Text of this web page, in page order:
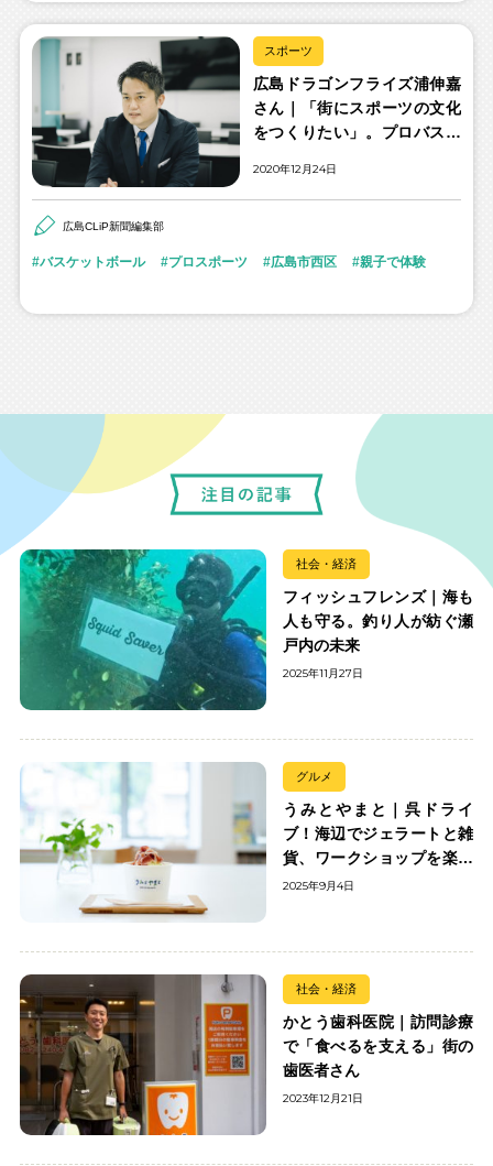
スポーツ
広島ドラゴンフライズ浦伸嘉
さん｜「街にスポーツの文化
をつくりたい」。プロバスケ
2020年12月24日
広島CLiP新聞編集部
バスケットボール プロスポーツ 広島市西区 親子で体験
社会・経済
フィッシュフレンズ｜海も
人も守る。釣り人が紡ぐ瀬
戸内の未来
2025年11月27日
グルメ
うみとやまと｜呉ドライ
ブ！海辺でジェラートと雑
貨、ワークショップを楽し
む
2025年9月4日
社会・経済
かとう歯科医院｜訪問診療
で「食べるを支える」街の
歯医者さん
2023年12月21日